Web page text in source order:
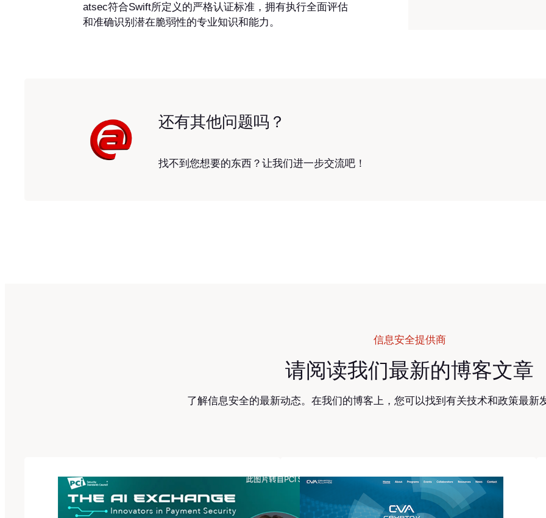
atsec符合Swift所定义的严格认证标准，拥有执行全面评估
和准确识别潜在脆弱性的专业知识和能力。
还有其他问题吗？
找不到您想要的东西？让我们进一步交流吧！
信息安全提供商
请阅读我们最新的博客文章
了解信息安全的最新动态。在我们的博客上，您可以找到有关技术和政策最新